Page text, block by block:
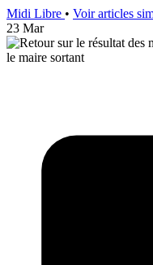
Midi Libre • Voir articles
23 Mar